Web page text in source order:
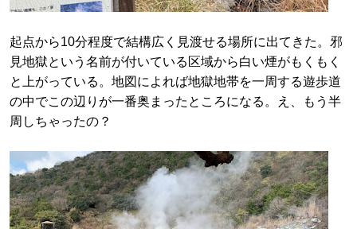
起点から10分程度で結構広く見渡せる場所に出てきた。邪
見地獄という名前が付いている区域から白い煙がもくもく
と上がっている。地図によれば地獄地帯を一周する遊歩道
の中でこの辺りが一番奥まったところになる。え、もう半
周しちゃったの？